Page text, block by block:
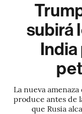
subirá
La nueva
produce antes de
que Rusia